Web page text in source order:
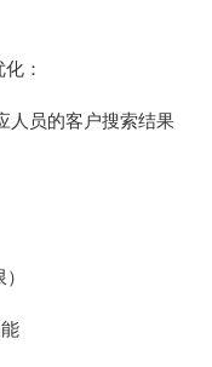
：
人员的客户搜索结果